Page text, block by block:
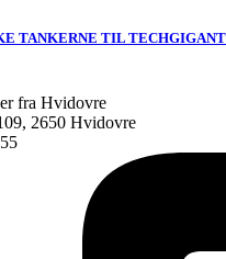
TANKERNE TIL
fra Hvidovre
2650 Hvidovre